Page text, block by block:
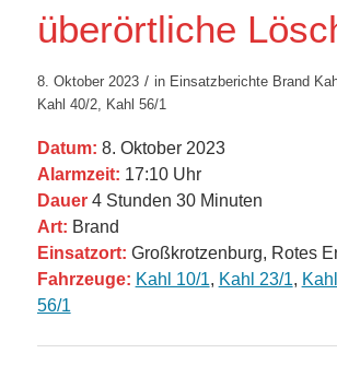
überörtliche
8. Oktober 2023 / in Einsatzberichte Brand
Kahl 40/2, Kahl 56/1
Datum: 8. Oktober 2023
Alarmzeit: 17:10 Uhr
Dauer4 Stunden 30 Minuten
Art: Brand
Einsatzort: Großkrotzenburg, Rotes
Fahrzeuge: Kahl 10/1, Kahl 23/1,
56/1